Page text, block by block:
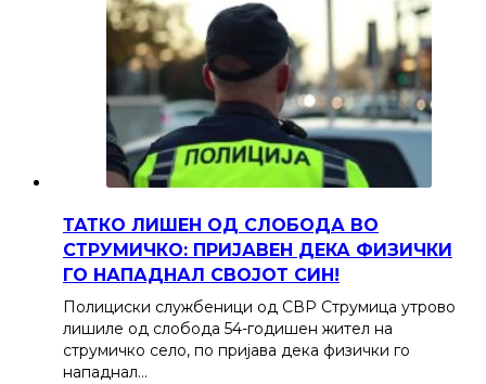
ТАТКО ЛИШЕН ОД СЛОБОДА ВО
СТРУМИЧКО: ПРИЈАВЕН ДЕКА ФИЗИЧКИ
ГО НАПАДНАЛ СВОЈОТ СИН!
Полициски службеници од СВР Струмица утрово
лишиле од слобода 54-годишен жител на
струмичко село, по пријава дека физички го
нападнал…